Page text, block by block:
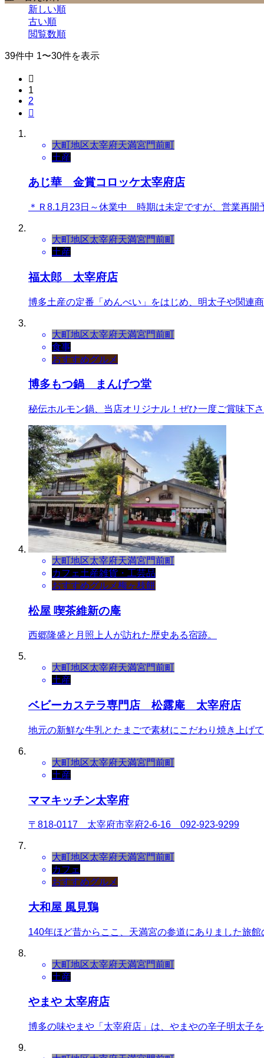
新しい順
古い順
閲覧数順
39件中 1〜30件を表示

1
2

大町地区太宰府天満宮門前町
土産
あじ華 金賞コロッケ太宰府店
＊Ｒ8.1月23日～休業中 時期は未定ですが、営業再開
大町地区太宰府天満宮門前町
土産
福太郎 太宰府店
博多土産の定番「めんべい」をはじめ、明太子や関連
大町地区太宰府天満宮門前町
食事
おすすめグルメ
博多もつ鍋 まんげつ堂
秘伝ホルモン鍋、当店オリジナル！ぜひ一度ご賞味下
大町地区太宰府天満宮門前町
カフェ 土産雑貨・工芸品
おすすめグルメ梅ヶ枝餅
松屋 喫茶維新の庵
西郷隆盛と月照上人が訪れた歴史ある宿跡。
大町地区太宰府天満宮門前町
土産
ベビーカステラ専門店 松露庵 太宰府店
地元の新鮮な牛乳とたまごで素材にこだわり焼き上げ
大町地区太宰府天満宮門前町
土産
ママキッチン太宰府
〒818-0117 太宰府市宰府2-6-16 092-923-9299
大町地区太宰府天満宮門前町
カフェ
おすすめグルメ
大和屋 風見鶏
140年ほど昔からここ、天満宮の参道にありました旅
大町地区太宰府天満宮門前町
土産
やまや 太宰府店
博多の味やまや「太宰府店」は、やまやの辛子明太子